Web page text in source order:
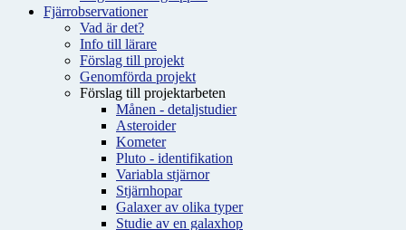
Fjärrobservationer
Vad är det?
Info till lärare
Förslag till projekt
Genomförda projekt
Förslag till projektarbeten
Månen - detaljstudier
Asteroider
Kometer
Pluto - identifikation
Variabla stjärnor
Stjärnhopar
Galaxer av olika typer
Studie av en galaxhop